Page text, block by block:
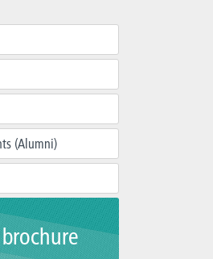
(Alumni)